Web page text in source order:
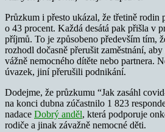
Průzkum i přesto ukázal, že třetině rodin
o 43 procent. Každá desátá pak přišla v
příjmů. To je způsobeno především tím,
rozhodl dočasně přerušit zaměstnání,
vážně nemocného dítěte nebo partnera.
úvazek, jiní přerušili podnikání.
Dodejme, že průzkumu “Jak zasáhl
na konci dubna zúčastnilo 1 823
nadace Dobrý anděl, která podporuje
rodiče a jinak závažně nemocné děti.